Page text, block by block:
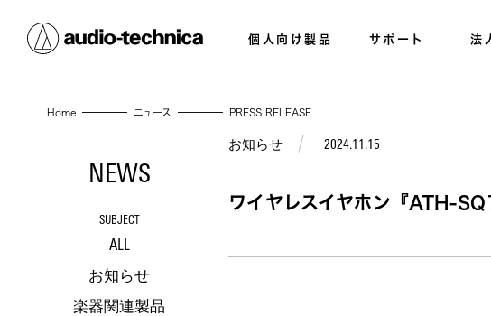
個人向け製品 サポート 法
Home ニュース PRESS RELEASE
NEWS
SUBJECT
ALL
お知らせ
楽器関連製品
お知らせ 2024.11.15
ワイヤレスイヤホン『ATH-